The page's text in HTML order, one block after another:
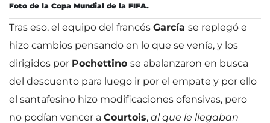
Foto de la Copa Mundial de la FIFA.
Tras eso, el equipo del francés García se replegó e
hizo cambios pensando en lo que se venía, y los
dirigidos por Pochettino se abalanzaron en busca
del descuento para luego ir por el empate y por ello
el santafesino hizo modificaciones ofensivas, pero
no podían vencer a Courtois, al que le llegaban